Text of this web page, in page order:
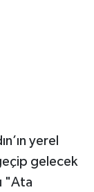
yerel
gelecek
"Ata